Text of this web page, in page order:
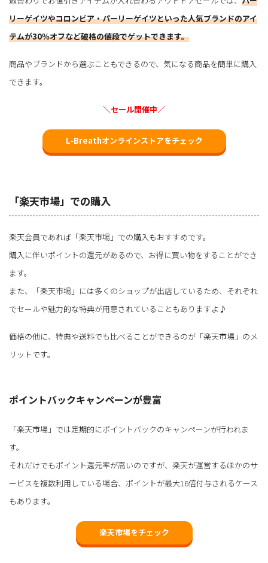
リーゲイツやコロンビア・パーリーゲイツといった人気ブランドのアイ
テムが30％オフなど破格の値段でゲットできます。
商品やブランドから選ぶこともできるので、気になる商品を簡単に購入
できます。
＼セール開催中／
L-Breathオンラインストアをチェック
「楽天市場」での購入
楽天会員であれば「楽天市場」での購入もおすすめです。
購入に伴いポイントの還元があるので、お得に買い物をすることができ
ます。
また、「楽天市場」には多くのショップが出店しているため、それぞれ
でセールや魅力的な特典が用意されていることもありますよ♪
価格の他に、特典や送料でも比べることができるのが「楽天市場」のメ
リットです。
ポイントバックキャンペーンが豊富
「楽天市場」では定期的にポイントバックのキャンペーンが行われま
す。
それだけでもポイント還元率が高いのですが、楽天が運営するほかのサ
ービスを複数利用している場合、ポイントが最大16倍付与されるケース
もあります。
楽天市場をチェック